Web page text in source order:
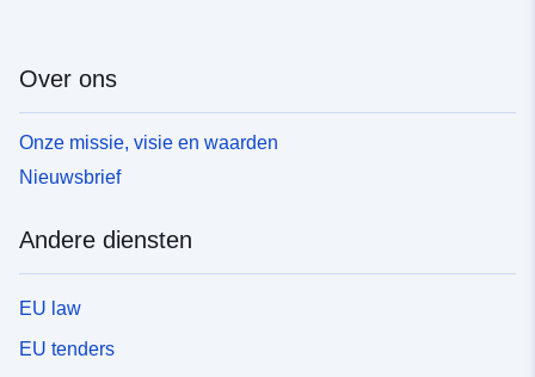
Over ons
Onze missie, visie en waarden
Nieuwsbrief
Andere diensten
EU law
EU tenders